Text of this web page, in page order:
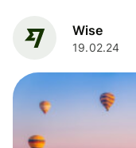
Wise
19.02.24